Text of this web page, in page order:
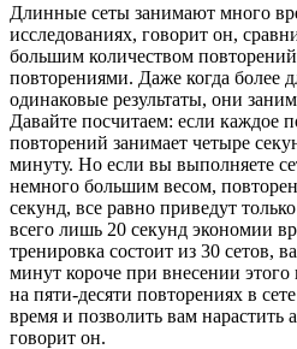
Длинные сеты занимают много
исследованиях, говорит он,
большим количеством
повторениями. Даже когда более
одинаковые результаты, они
Давайте посчитаем: если каждое
повторений занимает четыре
минуту. Но если вы выполняете
немного большим весом,
секунд, все равно приведут
всего лишь 20 секунд экономии
тренировка состоит из 30 сетов,
минут короче при внесении
на пяти-десяти повторениях в
время и позволить вам нарастить
говорит он.